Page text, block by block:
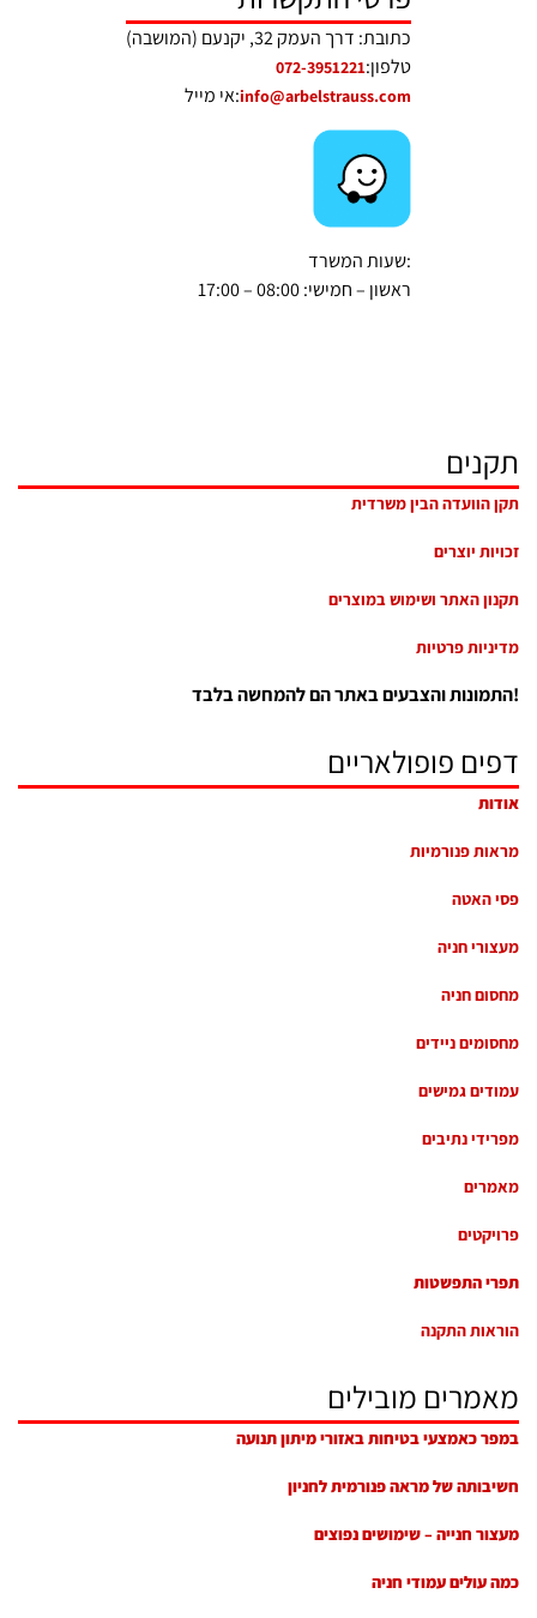
כתובת: דרך העמק 32, יקנעם (המושבה)
טלפון:072-3951221
אי מייל:info@arbelstrauss.com
שעות המשרד:
ראשון – חמישי: 08:00 – 17:00
תקנים
תקן הוועדה הבין משרדית
זכויות יוצרים
תקנון האתר ושימוש במוצרים
מדיניות פרטיות
התמונות והצבעים באתר הם להמחשה בלבד!
דפים פופולאריים
אודות
מראות פנורמיות
פסי האטה
מעצורי חניה
מחסום חניה
מחסומים ניידים
עמודים גמישים
מפרידי נתיבים
מאמרים
פרויקטים
תפרי התפשטות
הוראות התקנה
מאמרים מובילים
במפר כאמצעי בטיחות באזורי מיתון תנועה
חשיבותה של מראה פנורמית לחניון
מעצור חנייה – שימושים נפוצים
כמה עולים עמודי חניה